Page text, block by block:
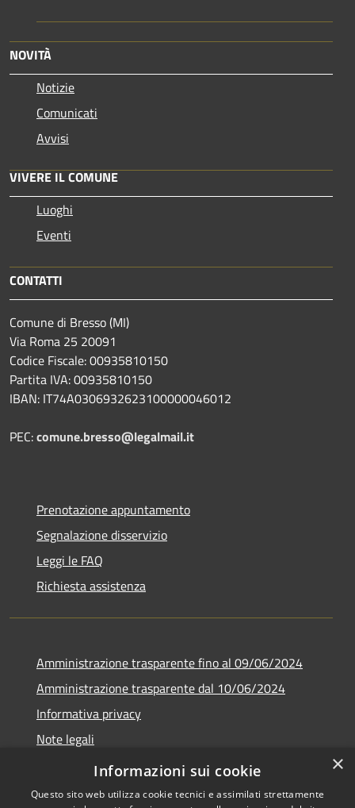
NOVITÀ
Notizie
Comunicati
Avvisi
VIVERE IL COMUNE
Luoghi
Eventi
CONTATTI
Comune di Bresso (MI)
Via Roma 25 20091
Codice Fiscale: 00935810150
Partita IVA: 00935810150
IBAN: IT74A0306932623100000046012
PEC:comune.bresso@legalmail.it
Prenotazione appuntamento
Segnalazione disservizio
Leggi le FAQ
Richiesta assistenza
Amministrazione trasparente fino al 09/06/2024
Amministrazione trasparente dal 10/06/2024
Informativa privacy
Note legali
Dichiarazione di accessibilità
×
Informazioni sui cookie
Questo sito web utilizza cookie tecnici e assimilati strettamente